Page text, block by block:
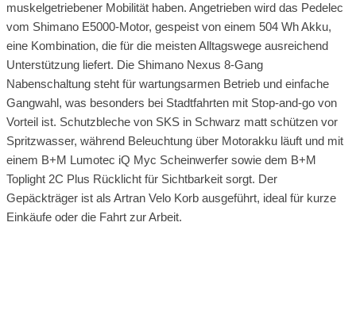
muskelgetriebener Mobilität haben. Angetrieben wird das Pedelec
vom Shimano E5000‑Motor, gespeist von einem 504 Wh Akku,
eine Kombination, die für die meisten Alltagswege ausreichend
Unterstützung liefert. Die Shimano Nexus 8‑Gang
Nabenschaltung steht für wartungsarmen Betrieb und einfache
Gangwahl, was besonders bei Stadtfahrten mit Stop‑and‑go von
Vorteil ist. Schutzbleche von SKS in Schwarz matt schützen vor
Spritzwasser, während Beleuchtung über Motorakku läuft und mit
einem B+M Lumotec iQ Myc Scheinwerfer sowie dem B+M
Toplight 2C Plus Rücklicht für Sichtbarkeit sorgt. Der
Gepäckträger ist als Artran Velo Korb ausgeführt, ideal für kurze
Einkäufe oder die Fahrt zur Arbeit.